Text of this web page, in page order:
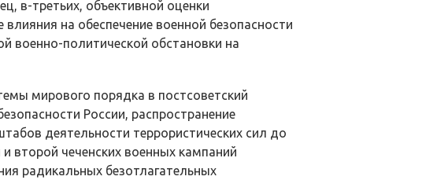
в-третьих, объективной оценки
на обеспечение военной безопасности
военно-политической обстановки на
мирового порядка в постсоветский
России, распространение
деятельности террористических сил до
второй чеченских военных кампаний
радикальных безотлагательных